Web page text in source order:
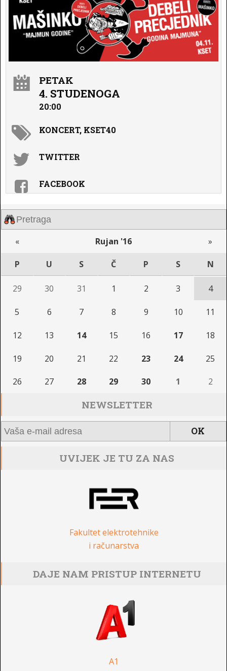
PETAK
4. STUDENOGA
20:00
KONCERT, KSET40
TWITTER
FACEBOOK
« Rujan '16 »
P U S Č P S N
29 30 31 1 2 3 4
5 6 7 8 9 10 11
12 13 14 15 16 17 18
19 20 21 22 23 24 25
26 27 28 29 30 1 2
NEWSLETTER
UVIJEK JE TU ZA NAS
Fakultet elektrotehnike
i računarstva
DAJE NAM PRISTUP INTERNETU
A1